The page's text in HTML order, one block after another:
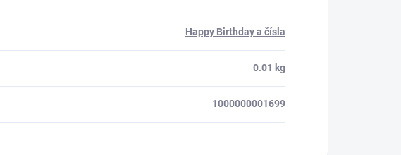
Happy Birthday a čísla
0.01 kg
1000000001699